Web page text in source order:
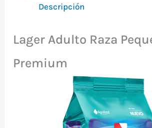
+Snack
cantidad
Descripción
Lager Adulto Raza
Premium